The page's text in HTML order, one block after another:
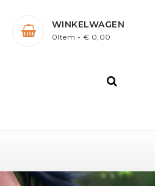
WINKELWAGEN
0Item - € 0,00